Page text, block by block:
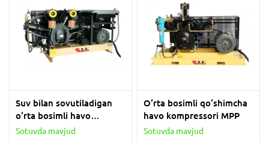
Suv bilan sovutiladigan
o‘rta bosimli havo
kompressori MPP-WP
Sotuvda mavjud
O‘rta bosimli qo‘shimcha
havo kompressori MPP
Sotuvda mavjud